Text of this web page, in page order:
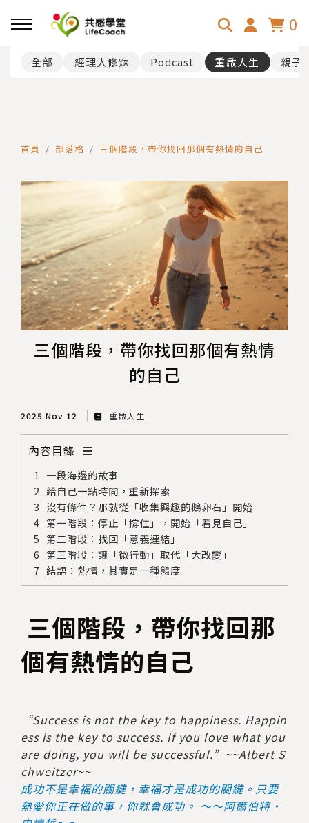
0
全部 經理人修煉 Podcast 重啟人生 親子
首頁 部落格 三個階段，帶你找回那個有熱情的自己
三個階段，帶你找回那個有熱情
的自己
2025 Nov 12 重啟人生
內容目錄
一段海邊的故事
給自己一點時間，重新探索
沒有條件？那就從「收集興趣的鵝卵石」開始
第一階段：停止「撐住」，開始「看見自己」
第二階段：找回「意義連結」
第三階段：讓「微行動」取代「大改變」
結語：熱情，其實是一種態度
三個階段，帶你找回那
個有熱情的自己
“Success is not the key to happiness. Happin
ess is the key to success. If you love what you
are doing, you will be successful.”~~Albert S
chweitzer~~
成功不是幸福的關鍵，幸福才是成功的關鍵。只要
熱愛你正在做的事，你就會成功。 ～～阿爾伯特·